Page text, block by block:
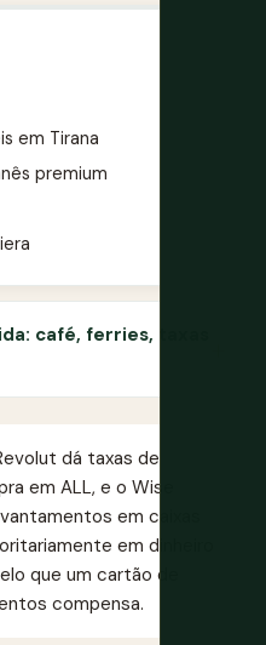
em Tirana
premium
café, ferries, taxas
dá taxas de
em ALL, e o Wise
em caixas
em dinheiro
que um cartão de
compensa.